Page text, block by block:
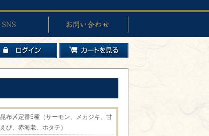
お問い合わせ
昆布〆定番5種（サーモン、メカジキ、甘
えび、赤海老、ホタテ）